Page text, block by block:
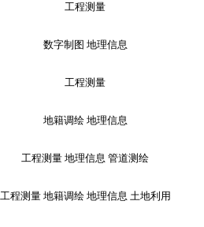
工程测量
数字制图 地理信息
工程测量
地籍调绘 地理信息
工程测量 地理信息 管道测绘
工程测量 地籍调绘 地理信息 土地利用